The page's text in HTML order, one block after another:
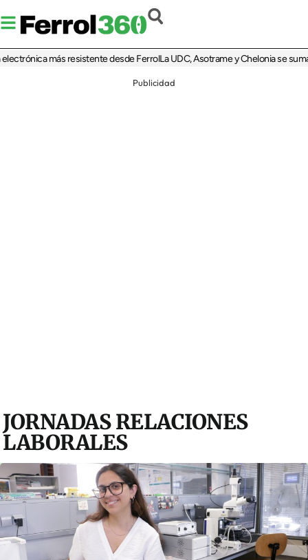
más resistente desde FerrolLa UDC, Asotrame y Chelonia se suman al
Publicidad
JORNADAS RELACIONES
LABORALES